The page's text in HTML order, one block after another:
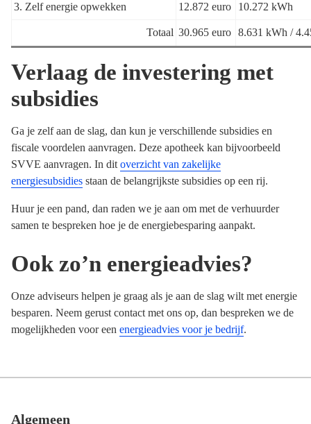
3. Zelf energie opwekken 12.872 euro 10.272 kWh
Totaal 30.965 euro 8.631 kWh /
Verlaag de investering met
subsidies
Ga je zelf aan de slag, dan kun je verschillende subsidies en
fiscale voordelen aanvragen. Deze apotheek kan bijvoorbeeld
SVVE aanvragen. In dit overzicht van zakelijke
energiesubsidies staan de belangrijkste subsidies op een rij.
Huur je een pand, dan raden we je aan om met de verhuurder
samen te bespreken hoe je de energiebesparing aanpakt.
Ook zo’n energieadvies?
Onze adviseurs helpen je graag als je aan de slag wilt met energie
besparen. Neem gerust contact met ons op, dan bespreken we de
mogelijkheden voor een energieadvies voor je bedrijf.
Algemeen